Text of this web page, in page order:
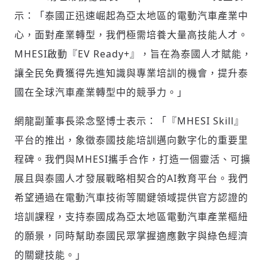
登入或註冊
輸入 Email 驗證碼
請輸入發送到的驗證碼
示：「泰國正迅速崛起為亞太地區的電動汽車產業中
心，面對產業轉型，我們極需培養大量高技能人才。
MHESI啟動『EV Ready+』，旨在為泰國人才賦能，
讓全民免費獲得先進知識與專業培訓的機會，提升泰
國在全球汽車產業轉型中的競爭力。」
網龍副董事長梁念堅博士表示：「『MHESI Skill』
平台的推出，象徵泰國技能培訓邁向數字化的重要里
程碑。我們與MHESI攜手合作，打造一個靈活、可擴
展且與泰國人才發展戰略相契合的AI教育平台。我們
希望通過在電動汽車技術等關鍵領域提供官方認證的
培訓課程，支持泰國成為亞太地區電動汽車產業樞紐
的願景，同時幫助泰國民眾掌握適應數字與綠色經濟
的關鍵技能。」